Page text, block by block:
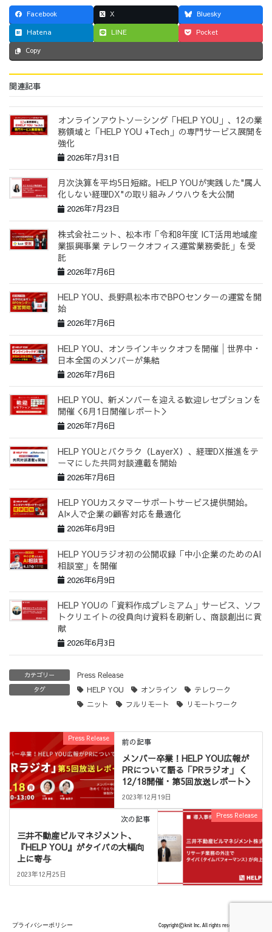
Facebook X
Bluesky
Hatena
LINE Pocket
Copy
関連記事
オンラインアウトソーシング「HELP YOU」、12の業
務領域と「HELP YOU +Tech」の専門サービス展開を
強化
2026年7月31日
月次決算を平均5日短縮。HELP YOUが実践した"属人
化しない経理DX"の取り組みノウハウを大公開
2026年7月23日
株式会社ニット、松本市「令和8年度 ICT活用地域産
業振興事業 テレワークオフィス運営業務委託」を受
託
2026年7月6日
HELP YOU、長野県松本市でBPOセンターの運営を開
始
2026年7月6日
HELP YOU、オンラインキックオフを開催│世界中・
日本全国のメンバーが集結
2026年7月6日
HELP YOU、新メンバーを迎える歓迎レセプションを
開催＜6月1日開催レポート＞
2026年7月6日
HELP YOUとバクラク（LayerX）、経理DX推進をテ
ーマにした共同対談連載を開始
2026年7月6日
HELP YOUカスタマーサポートサービス提供開始。
AI×人で企業の顧客対応を最適化
2026年6月9日
HELP YOUラジオ初の公開収録「中小企業のためのAI
相談室」を開催
2026年6月9日
HELP YOUの「資料作成プレミアム」サービス、ソフ
トクリエイトの役員向け資料を刷新し、商談創出に貢
献
2026年6月3日
カテゴリー Press Release
タグ HELP YOU オンライン
テレワーク
ニット
フルリモート リモートワーク
Press Release 前の記事
メンバー卒業！HELP YOU広報が
PRについて語る「PRラジオ」＜
12/18開催・第5回放送レポート＞
2023年12月19日
Press Release
次の記事
三井不動産ビルマネジメント、
『HELP YOU』がタイパの大幅向
上に寄与
2023年12月25日
プライバシーポリシー Copyright©knit Inc. All rights reserved.